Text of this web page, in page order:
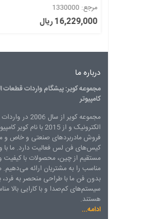
مرجع: 1330000
16,229,000 ریال
درباره ما
مجموعه کویر: پیشگام واردات قطعات
کامپیوتر
مجموعه کویر از سال
الکترونیک و از 2015 با نام کویر
فروش مادربردهای صنعتی و خاص و
کیس‌های فن لس فعالیت دارد. ما با
مستقیم از چین، محصولات با
مناسب را به مشتریان ارائه
بدون فن ما با طراحی منحصر به فرد،
سیستم‌های کم‌صدا و با کارایی بالا
هستند.
ادامه...